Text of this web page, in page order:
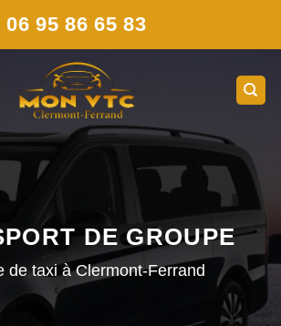
06 95 86 65 83
DE GROUPE
de taxi à Clermont-Ferrand